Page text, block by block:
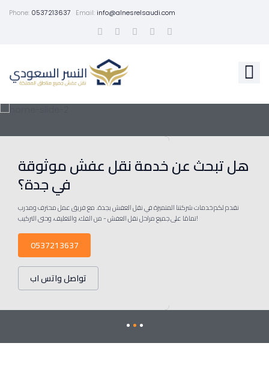
Phone: 0537213637 Email:info@alnesrelsaudi.com
هل تبحث عن خدمة نقل عفش موثوقة
في جدة؟
نقدم لكم خدمات شركتنا المتميزة في نقل العفش بجدة. مع فريق عمل محترف ومدرب
تمامًا على جميع مراحل نقل العفش - من الفك، والتغليف، وحتى التركيب!
0537213637
تواصل واتس اب